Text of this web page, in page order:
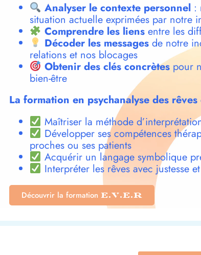
Analyser le contexte personnel:
situation actuelle exprimées par notre
Comprendre les liensentre les
Décoder les messagesde notre
relations et nos blocages
Obtenir des clés concrètespour
bien-être
La formation en psychanalyse des
Maîtriser la méthode
Développer ses compétences
proches ou ses patients
Acquérir un langage symbolique
Interpréter les rêves avec justesse
Découvrir la formation E.V.E.R